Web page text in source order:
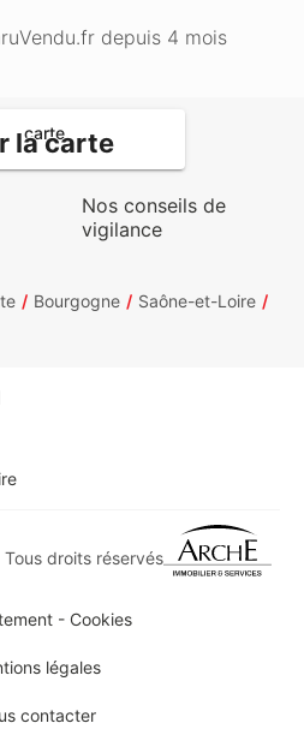
depuis 4 mois
la carte
Nos conseils de
vigilance
Bourgogne
Saône-et-Loire
droits réservés
- Cookies
légales
contacter